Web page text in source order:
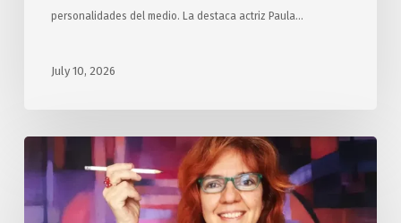
personalidades del medio. La destaca actriz Paula…
July 10, 2026
artista
colombiana
premio